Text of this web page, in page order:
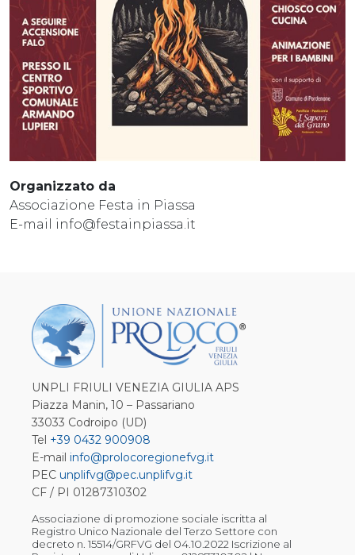
Organizzato da
Associazione Festa in Piassa
E-mail info@festainpiassa.it
UNPLI FRIULI VENEZIA GIULIA APS
Piazza Manin, 10 – Passariano
33033 Codroipo (UD)
Tel +39 0432 900908
E-mail info@prolocoregionefvg.it
PEC unplifvg@pec.unplifvg.it
CF / PI 01287310302
Associazione di promozione sociale iscritta al
Registro Unico Nazionale del Terzo Settore con
decreto n. 15514/GRFVG del 04.10.2022 Iscrizione al